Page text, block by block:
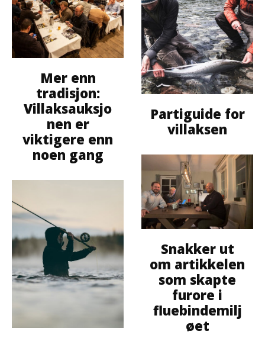
Mer enn
tradisjon:
Villaksauksjo
nen er
viktigere enn
noen gang
Partiguide for
villaksen
Snakker ut
om artikkelen
som skapte
furore i
fluebindemilj
øet